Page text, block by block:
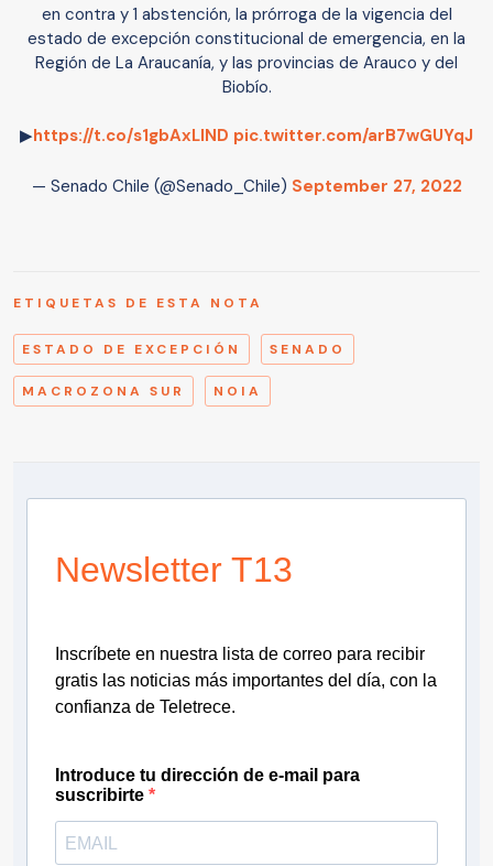
en contra y 1 abstención, la prórroga de la vigencia del
estado de excepción constitucional de emergencia, en la
Región de La Araucanía, y las provincias de Arauco y del
Biobío.
▶https://t.co/s1gbAxLIND pic.twitter.com/arB7wGUYqJ
— Senado Chile (@Senado_Chile) September 27, 2022
ETIQUETAS DE ESTA NOTA
ESTADO DE EXCEPCIÓN SENADO
MACROZONA SUR NOIA
Newsletter T13
Inscríbete en nuestra lista de correo para recibir
gratis las noticias más importantes del día, con la
confianza de Teletrece.
Introduce tu dirección de e-mail para
suscribirte